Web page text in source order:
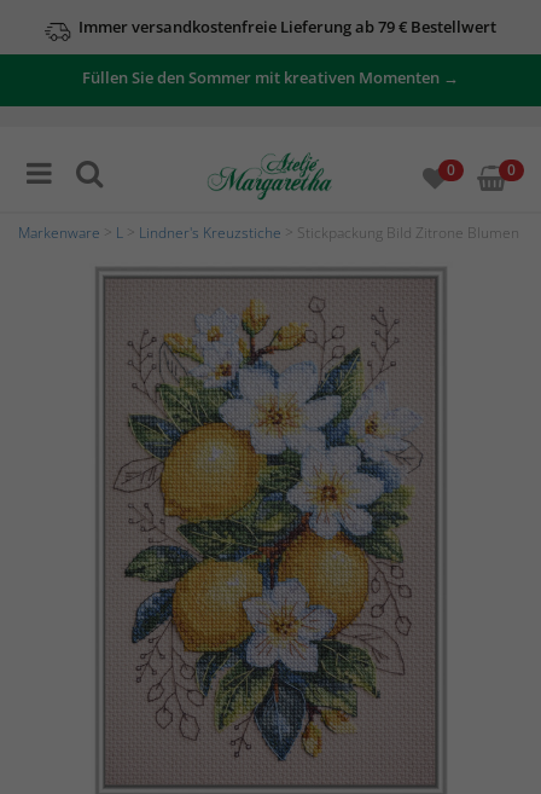
Immer versandkostenfreie Lieferung ab 79 € Bestellwert
Füllen Sie den Sommer mit kreativen Momenten →
0 0
Markenware L Lindner's Kreuzstiche > Stickpackung Bild Zitrone Blumen